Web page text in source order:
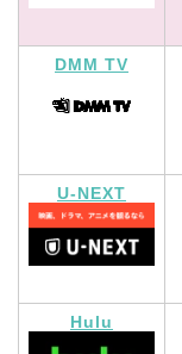
DMM TV
U-NEXT
Hulu